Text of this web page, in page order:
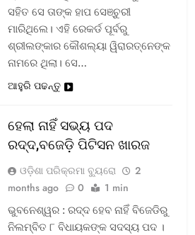
ସହିତ ସେ ତାଙ୍କ ହାପ ସେଞ୍ଚୁରୀ
ମାରିଥିଲେ। ଏହି ରେକର୍ଡ ପୂର୍ବରୁ
ଶ୍ରୀଲଙ୍କାର କୌଶଲ୍ୟା ୱିରାରତ୍ନେଙ୍କ
ନାମରେ ଥିଲା। ସେ…
ଆହୁରି ପଢନ୍ତୁ
ହେଲା ନାହିଁ ସଭ୍ୟ ପଦ
ରଦ୍ଦ,ବଜେଡ଼ି ପିଟିସନ ଖାରଜ
ଓଡ଼ିଶା ପରିକ୍ରମା ବ୍ୟୁରୋ
2
months ago
0 1 min
ଭୁବନେଶ୍ୱର : ରଦ୍ଦ ହେବ ନାହିଁ ବିଜେଡିରୁ
ନିଲମ୍ବିତ ୮ ବିଧାୟକଙ୍କ ସଦସ୍ୟ ପଦ ।